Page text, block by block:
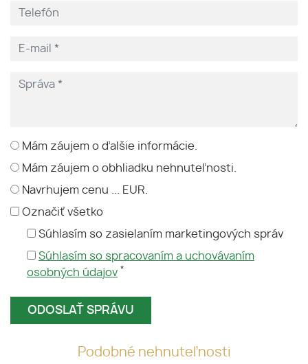
Mám záujem o ďalšie informácie.
Mám záujem o obhliadku nehnuteľnosti.
Navrhujem cenu ... EUR.
Označiť všetko
Súhlasím so zasielaním marketingových správ
Súhlasím so spracovaním a uchovávaním
osobných údajov *
Podobné nehnuteľnosti